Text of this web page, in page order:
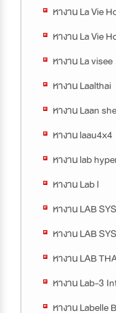
หางาน La Vie
หางาน La Vie
หางาน La visee
หางาน Laalthai
หางาน Laan
หางาน laau4x4
หางาน lab
หางาน Lab l
หางาน LAB
หางาน LAB
หางาน LAB
หางาน Lab-3
หางาน Labelle